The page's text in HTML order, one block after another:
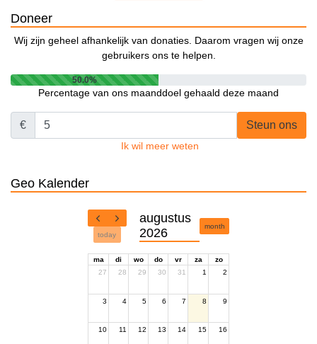
Doneer
Wij zijn geheel afhankelijk van donaties. Daarom vragen wij onze
gebruikers ons te helpen.
50.0%
Percentage van ons maanddoel gehaald deze maand
€ Steun ons
Ik wil meer weten
Geo Kalender
today
augustus
2026
month
ma di wo do vr za
zo
27
28 29 30 31 1 2
3 4 5 6 7 8 9
10 11 12 13 14 15 16